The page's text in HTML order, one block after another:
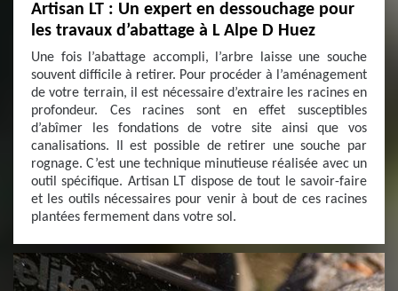
Artisan LT : Un expert en dessouchage pour
les travaux d’abattage à L Alpe D Huez
Une fois l’abattage accompli, l’arbre laisse une souche
souvent difficile à retirer. Pour procéder à l’aménagement
de votre terrain, il est nécessaire d’extraire les racines en
profondeur. Ces racines sont en effet susceptibles
d’abîmer les fondations de votre site ainsi que vos
canalisations. Il est possible de retirer une souche par
rognage. C’est une technique minutieuse réalisée avec un
outil spécifique. Artisan LT dispose de tout le savoir-faire
et les outils nécessaires pour venir à bout de ces racines
plantées fermement dans votre sol.